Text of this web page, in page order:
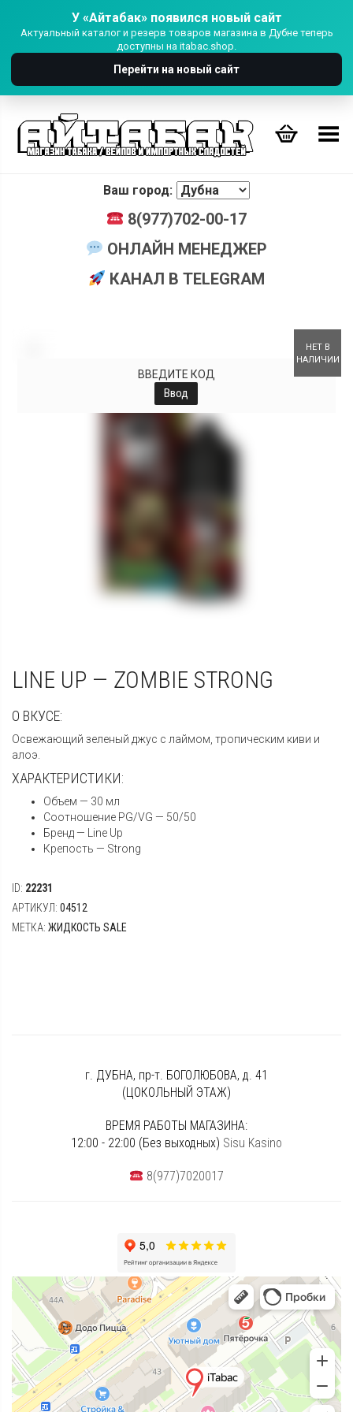
У «Айтабак» появился новый сайт
Актуальный каталог и резерв товаров магазина в Дубне теперь
доступны на itabac.shop.
Перейти на новый сайт
Переключить Меню
Ваш город:
8(977)702-00-17
ОНЛАЙН МЕНЕДЖЕР
КАНАЛ В TELEGRAM
НЕТ В
НАЛИЧИИ
ВВЕДИТЕ КОД
Ввод
LINE UP — ZOMBIE STRONG
О ВКУСЕ:
Освежающий зеленый джус с лаймом, тропическим киви и
алоэ.
ХАРАКТЕРИСТИКИ:
Объем — 30 мл
Соотношение PG/VG — 50/50
Бренд — Line Up
Крепость — Strong
ID: 22231
АРТИКУЛ: 04512
МЕТКА: ЖИДКОСТЬ SALE
г. ДУБНА, пр-т. БОГОЛЮБОВА, д. 41
(ЦОКОЛЬНЫЙ ЭТАЖ)
ВРЕМЯ РАБОТЫ МАГАЗИНА:
12:00 - 22:00 (Без выходных) Sisu Kasino
8(977)7020017